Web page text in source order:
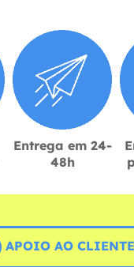
Entrega em 24-
48h
APOIO AO CLIENTE